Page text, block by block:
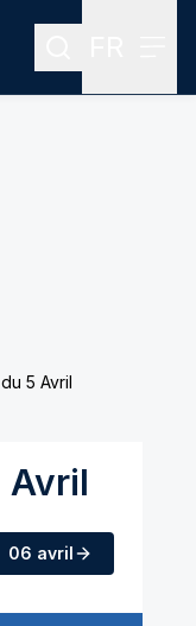
Rechercher
5 Avril
Avril
06 avril